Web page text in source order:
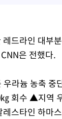
레드라인 대부
은 전했다.
라늄 농축 중
회수 ▲지역
레스타인 하마